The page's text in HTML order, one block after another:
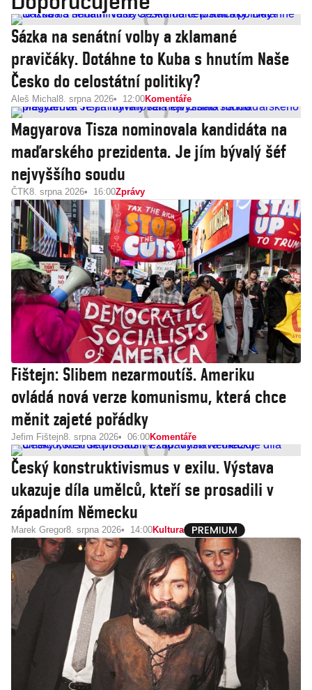
Sázka na senátní volby a zklamané
pravičáky. Dotáhne to Kuba s hnutím Naše
Česko do celostátní politiky?
Aleš Michal 8. srpna 2026 12:00Komentáře
Magyarova Tisza nominovala kandidáta na
maďarského prezidenta. Je jím bývalý šéf
nejvyššího soudu
ČTK8. srpna 2026 16:00Zprávy
Fištejn: Slibem nezarmoutíš. Ameriku
ovládá nová verze komunismu, která chce
měnit zajeté pořádky
Jefim Fištejn8. srpna 2026 06:00Komentáře
Český konstruktivismus v exilu. Výstava
ukazuje díla umělců, kteří se prosadili v
západním Německu
Marek Gregor8. srpna 2026 14:00Kultura